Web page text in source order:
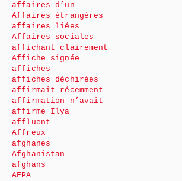
affaires d’un
Affaires étrangères
affaires liées
Affaires sociales
affichant clairement
Affiche signée
affiches
affiches déchirées
affirmait récemment
affirmation n’avait
affirme Ilya
affluent
Affreux
afghanes
Afghanistan
afghans
AFPA